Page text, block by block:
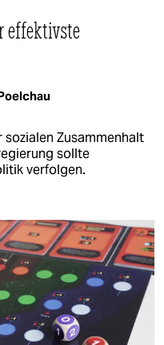
effektivste
Zusammenhalt
sollte
verfolgen.